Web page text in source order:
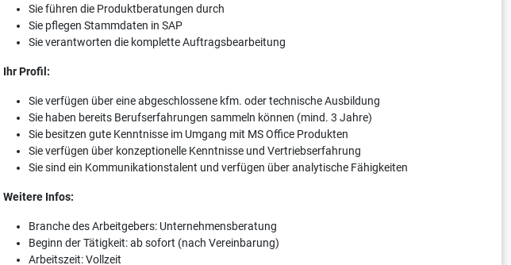
Sie führen die Produktberatungen durch
Sie pflegen Stammdaten in SAP
Sie verantworten die komplette Auftragsbearbeitung
Ihr Profil:
Sie verfügen über eine abgeschlossene kfm. oder technische Ausbildung
Sie haben bereits Berufserfahrungen sammeln können (mind. 3 Jahre)
Sie besitzen gute Kenntnisse im Umgang mit MS Office Produkten
Sie verfügen über konzeptionelle Kenntnisse und Vertriebserfahrung
Sie sind ein Kommunikationstalent und verfügen über analytische Fähigkeiten
Weitere Infos:
Branche des Arbeitgebers: Unternehmensberatung
Beginn der Tätigkeit: ab sofort (nach Vereinbarung)
Arbeitszeit: Vollzeit